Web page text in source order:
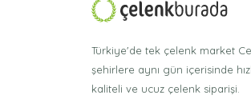
Türkiye'de tek çelenk market
şehirlere aynı gün içerisinde
kaliteli ve ucuz çelenk siparişi.